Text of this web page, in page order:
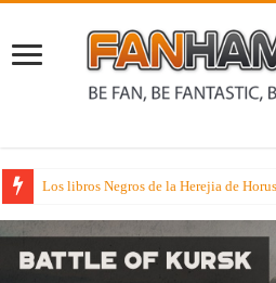
Rumores sobre dos juegos de